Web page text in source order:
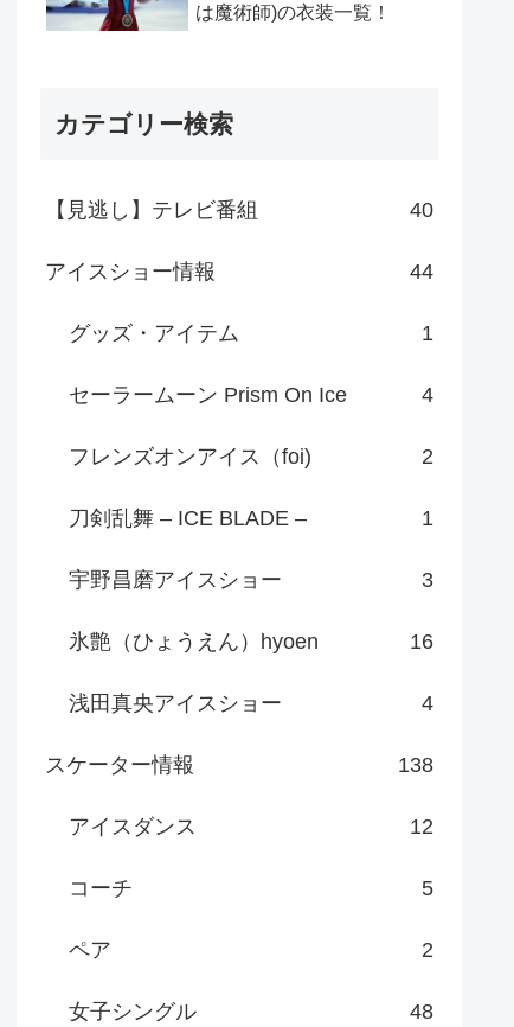
は魔術師)の衣装一覧！
カテゴリー検索
【見逃し】テレビ番組 40
アイスショー情報 44
グッズ・アイテム 1
セーラームーン Prism On Ice 4
フレンズオンアイス（foi) 2
刀剣乱舞 – ICE BLADE – 1
宇野昌磨アイスショー 3
氷艶（ひょうえん）hyoen 16
浅田真央アイスショー 4
スケーター情報 138
アイスダンス 12
コーチ 5
ペア 2
女子シングル 48